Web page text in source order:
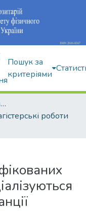
Пошук за
критеріями
Кваліфікаційні роботи здобувачів вищої освіти
роботи